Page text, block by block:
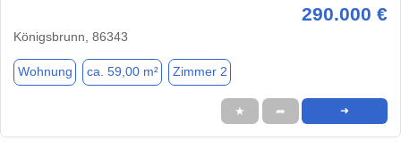
290.000 €
Königsbrunn, 86343
Wohnung ca. 59,00 m² Zimmer 2
★ ➦ ➜